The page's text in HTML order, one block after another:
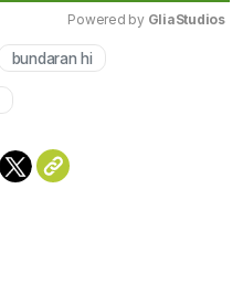
Powered by GliaStudios
bundaran hi